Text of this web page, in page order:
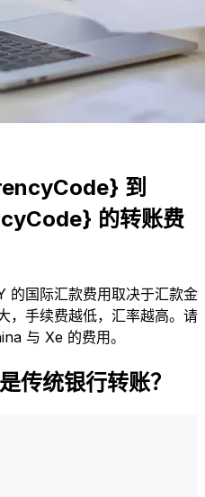
到
的转账费
国际汇款费用取决于汇款金
，手续费越低，汇率越高。请
与 Xe 的费用。
传统银行转账？